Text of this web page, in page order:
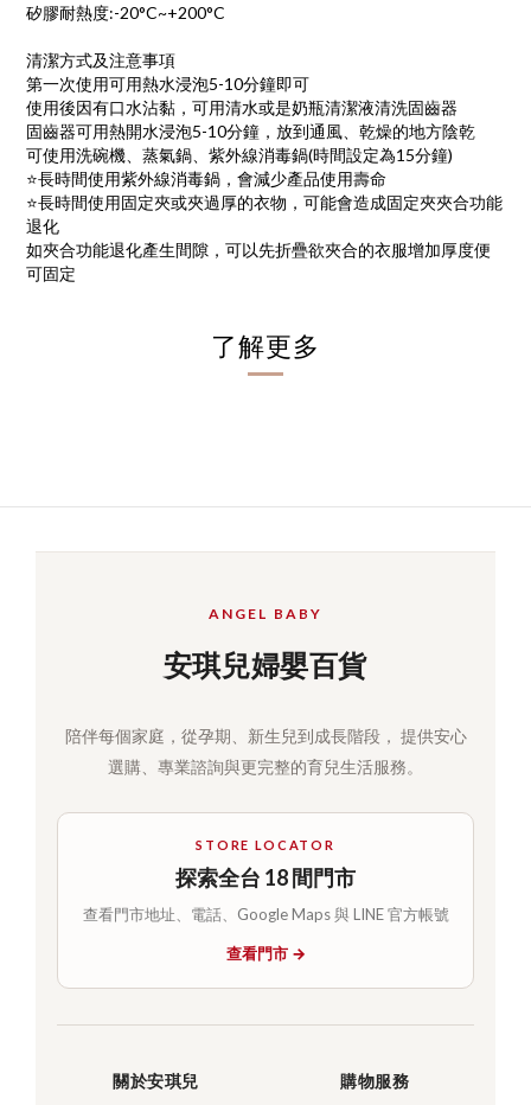
矽膠耐熱度:-20°C~+200°C
清潔方式及注意事項
第一次使用可用熱水浸泡5-10分鐘即可
使用後因有口水沾黏，可用清水或是奶瓶清潔液清洗固齒器
固齒器可用熱開水浸泡5-10分鐘，放到通風、乾燥的地方陰乾
可使用洗碗機、蒸氣鍋、紫外線消毒鍋(時間設定為15分鐘)
⭐️長時間使用紫外線消毒鍋，會減少產品使用壽命
⭐️長時間使用固定夾或夾過厚的衣物，可能會造成固定夾夾合功能
退化
如夾合功能退化產生間隙，可以先折疊欲夾合的衣服增加厚度便
可固定
了解更多
ANGEL BABY
安琪兒婦嬰百貨
陪伴每個家庭，從孕期、新生兒到成長階段， 提供安心
選購、專業諮詢與更完整的育兒生活服務。
STORE LOCATOR
探索全台 18 間門市
查看門市地址、電話、Google Maps 與 LINE 官方帳號
查看門市 →
關於安琪兒 購物服務